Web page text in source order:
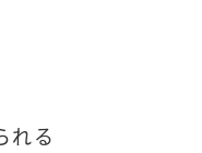
れる